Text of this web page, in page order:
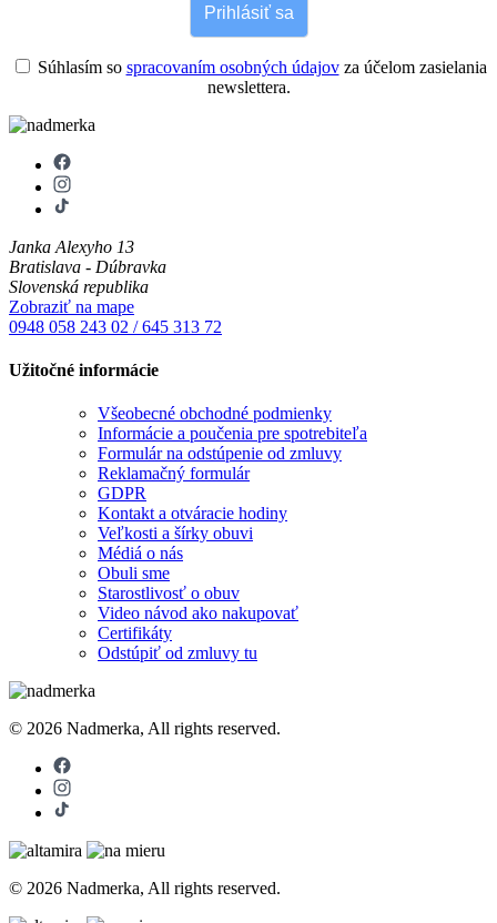
Prihlásiť sa
Súhlasím so spracovaním osobných údajovza účelom zasielania
newslettera.
Janka Alexyho 13
Bratislava - Dúbravka
Slovenská republika
Zobraziť na mape
0948 058 243 02 / 645 313 72
Užitočné informácie
Všeobecné obchodné podmienky
Informácie a poučenia pre spotrebiteľa
Formulár na odstúpenie od zmluvy
Reklamačný formulár
GDPR
Kontakt a otváracie hodiny
Veľkosti a šírky obuvi
Médiá o nás
Obuli sme
Starostlivosť o obuv
Video návod ako nakupovať
Certifikáty
Odstúpiť od zmluvy tu
© 2026 Nadmerka, All rights reserved.
© 2026 Nadmerka, All rights reserved.